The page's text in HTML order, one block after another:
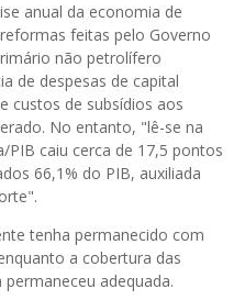
anual da economia de
feitas pelo Governo
não petrolífero
de despesas de capital
custos de subsídios aos
No entanto, "lê-se na
PIB caiu cerca de 17,5 pontos
66,1% do PIB, auxiliada
tenha permanecido com
a cobertura das
adequada.